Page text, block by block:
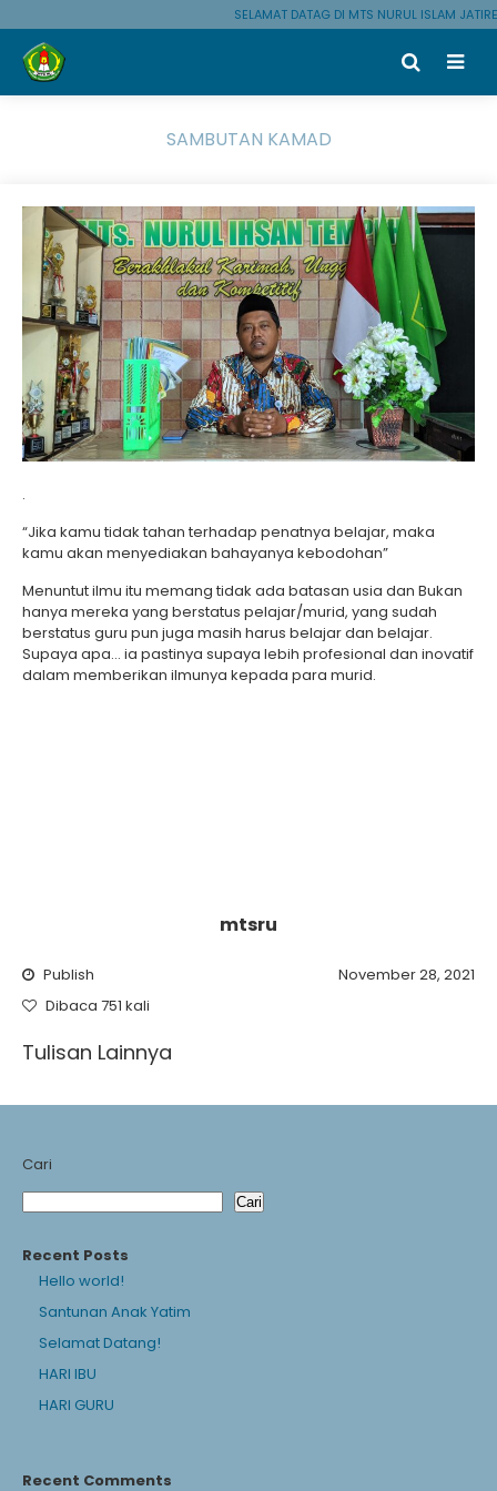
SELAMAT DATAG DI MTS NURUL ISLAM
SAMBUTAN KAMAD
.
“Jika kamu tidak tahan terhadap penatnya belajar, maka
kamu akan menyediakan bahayanya kebodohan”
Menuntut ilmu itu memang tidak ada batasan usia dan Bukan
hanya mereka yang berstatus pelajar/murid, yang sudah
berstatus guru pun juga masih harus belajar dan belajar.
Supaya apa… ia pastinya supaya lebih profesional dan inovatif
dalam memberikan ilmunya kepada para murid.
mtsru
Publish
November 28, 2021
Dibaca 751 kali
Tulisan Lainnya
Cari
Cari
Recent Posts
Hello world!
Santunan Anak Yatim
Selamat Datang!
HARI IBU
HARI GURU
Recent Comments